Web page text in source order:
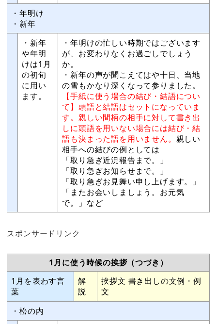
・年明け
・新年
・新年
や年明
けは1月
の初旬
に用い
ます。
・年明けの忙しい時期ではございます
が、お変わりなくお過ごしでしょう
か。
・新年の声が聞こえてはや十日、当地
の雪もかなり深くなって参りました。
【手紙に使う場合の結び・結語につい
て】頭語と結語はセットになっていま
す。親しい間柄の相手に対して書き出
しに頭語を用いない場合には結び・結
語も決まった語を用いません。 親しい
相手への結びの例としては
「取り急ぎ近況報告まで。」
「取り急ぎお知らせまで。」
「取り急ぎお見舞い申し上げます。」
「またお会いしましょう。お元気
で。」など
スポンサードリンク
1月に使う時候の挨拶（つづき）
1月を表わす言
葉
解
説
挨拶文 書き出しの文例・例
文
・松の内